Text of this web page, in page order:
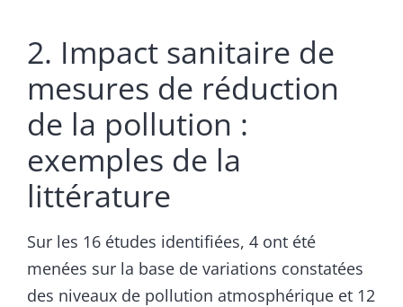
2. Impact sanitaire de
mesures de réduction
de la pollution :
exemples de la
littérature
Sur les 16 études identifiées, 4 ont été
menées sur la base de variations constatées
des niveaux de pollution atmosphérique et 12